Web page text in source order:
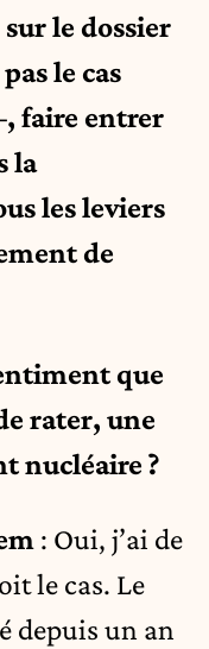
le dossier
le cas
faire entrer
la
les leviers
de
que
rater, une
nucléaire ?
: Oui, j’ai de
le cas. Le
depuis un an